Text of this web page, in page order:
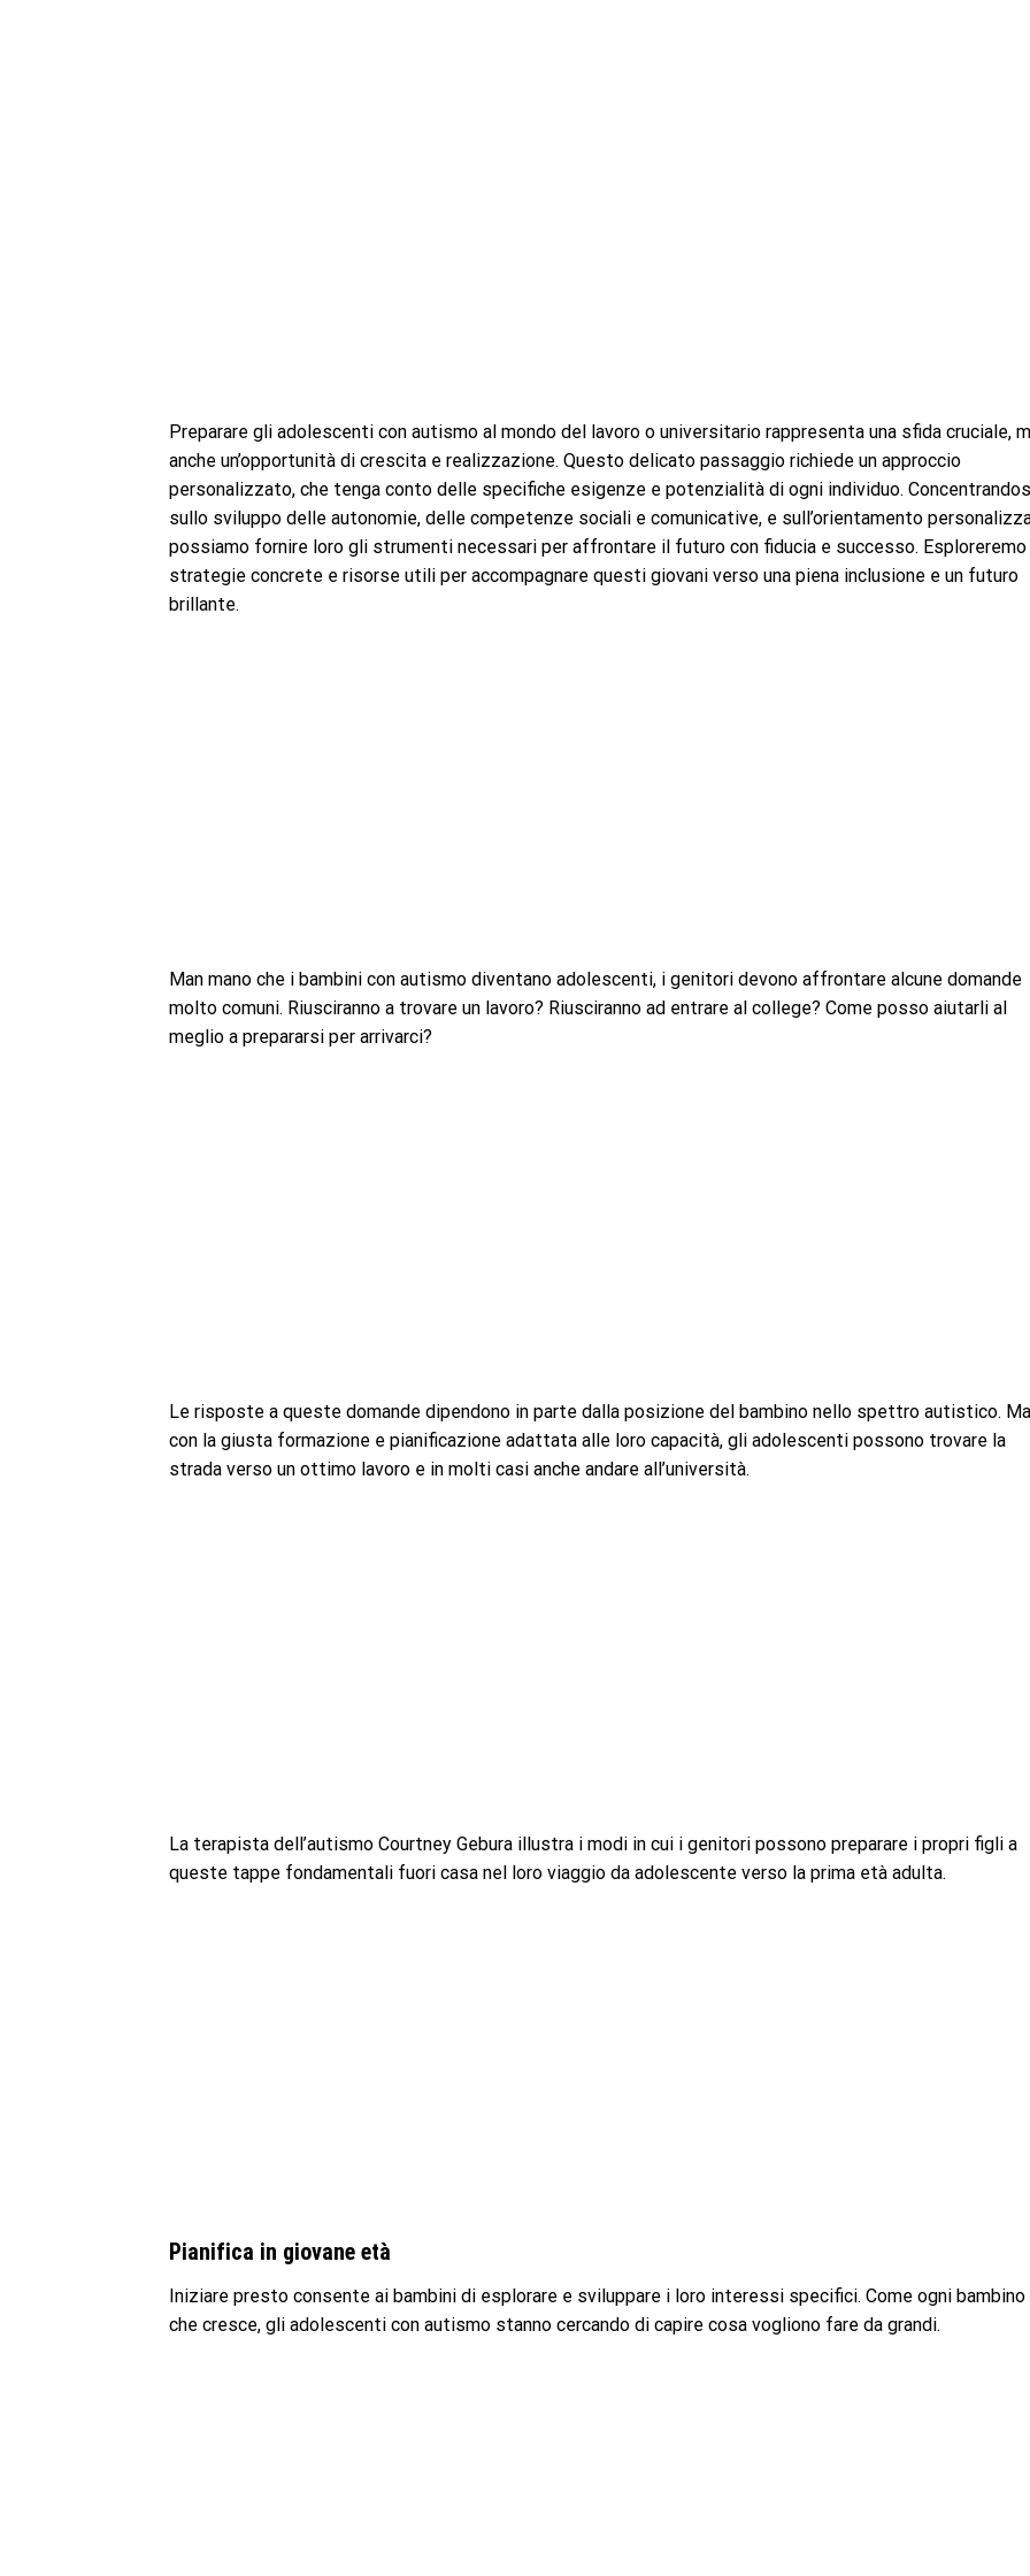
Preparare gli adolescenti con autismo al mondo del lavoro o universitario rappresenta una sfida cruciale,
anche un’opportunità di crescita e realizzazione. Questo delicato passaggio richiede un approccio
personalizzato, che tenga conto delle specifiche esigenze e potenzialità di ogni individuo.
sullo sviluppo delle autonomie, delle competenze sociali e comunicative, e sull’orientamento
possiamo fornire loro gli strumenti necessari per affrontare il futuro con fiducia e successo. Esploreremo
strategie concrete e risorse utili per accompagnare questi giovani verso una piena inclusione e un futuro
brillante.
Man mano che i bambini con autismo diventano adolescenti, i genitori devono affrontare alcune domande
molto comuni. Riusciranno a trovare un lavoro? Riusciranno ad entrare al college? Come posso aiutarli al
meglio a prepararsi per arrivarci?
Le risposte a queste domande dipendono in parte dalla posizione del bambino nello spettro autistico. Ma
con la giusta formazione e pianificazione adattata alle loro capacità, gli adolescenti possono trovare la
strada verso un ottimo lavoro e in molti casi anche andare all’università.
La terapista dell’autismo Courtney Gebura illustra i modi in cui i genitori possono preparare i propri figli a
queste tappe fondamentali fuori casa nel loro viaggio da adolescente verso la prima età adulta.
Pianifica in giovane età
Iniziare presto consente ai bambini di esplorare e sviluppare i loro interessi specifici. Come ogni bambino
che cresce, gli adolescenti con autismo stanno cercando di capire cosa vogliono fare da grandi.